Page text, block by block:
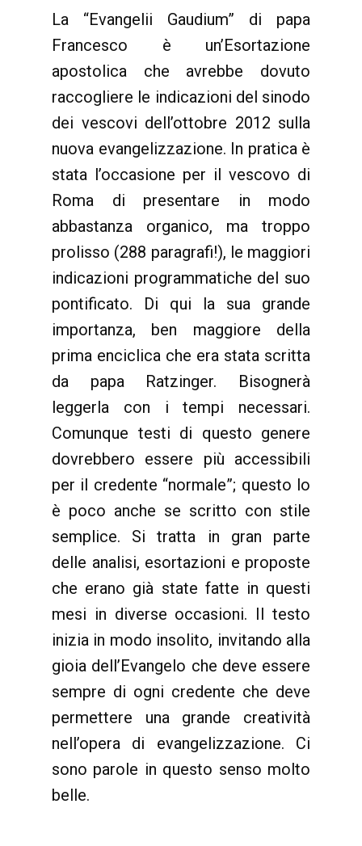
La “Evangelii Gaudium” di papa
Francesco è un’Esortazione
apostolica che avrebbe dovuto
raccogliere le indicazioni del sinodo
dei vescovi dell’ottobre 2012 sulla
nuova evangelizzazione. In pratica è
stata l’occasione per il vescovo di
Roma di presentare in modo
abbastanza organico, ma troppo
prolisso (288 paragrafi!), le maggiori
indicazioni programmatiche del suo
pontificato. Di qui la sua grande
importanza, ben maggiore della
prima enciclica che era stata scritta
da papa Ratzinger. Bisognerà
leggerla con i tempi necessari.
Comunque testi di questo genere
dovrebbero essere più accessibili
per il credente “normale”; questo lo
è poco anche se scritto con stile
semplice. Si tratta in gran parte
delle analisi, esortazioni e proposte
che erano già state fatte in questi
mesi in diverse occasioni. Il testo
inizia in modo insolito, invitando alla
gioia dell’Evangelo che deve essere
sempre di ogni credente che deve
permettere una grande creatività
nell’opera di evangelizzazione. Ci
sono parole in questo senso molto
belle.